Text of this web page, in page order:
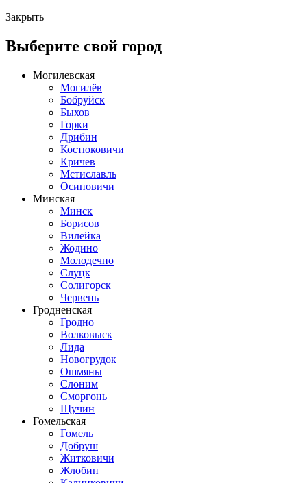
Закрыть
Выберите свой город
Могилевская
Могилёв
Бобруйск
Быхов
Горки
Дрибин
Костюковичи
Кричев
Мстиславль
Осиповичи
Минская
Минск
Борисов
Вилейка
Жодино
Молодечно
Слуцк
Солигорск
Червень
Гродненская
Гродно
Волковыск
Лида
Новогрудок
Ошмяны
Слоним
Сморгонь
Щучин
Гомельская
Гомель
Добруш
Житковичи
Жлобин